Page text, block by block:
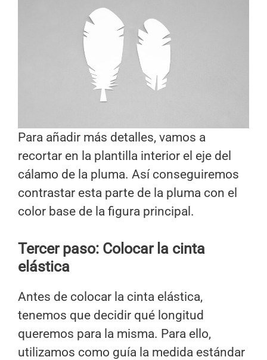
Para añadir más detalles, vamos a
recortar en la plantilla interior el eje del
cálamo de la pluma. Así conseguiremos
contrastar esta parte de la pluma con el
color base de la figura principal.
Tercer paso: Colocar la cinta
elástica
Antes de colocar la cinta elástica,
tenemos que decidir qué longitud
queremos para la misma. Para ello,
utilizamos como guía la medida estándar